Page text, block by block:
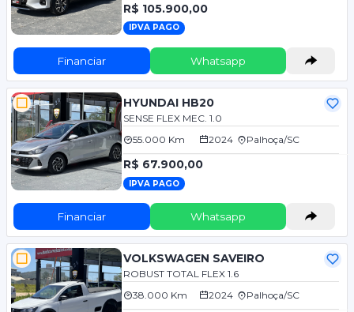
R$ 105.900,00
IPVA PAGO
Financiar Whatsapp
HYUNDAI HB20
SENSE FLEX MEC. 1.0
55.000 Km
2024 Palhoça/SC
R$ 67.900,00
IPVA PAGO
Financiar Whatsapp
VOLKSWAGEN SAVEIRO
ROBUST TOTAL FLEX 1.6
38.000 Km
2024 Palhoça/SC